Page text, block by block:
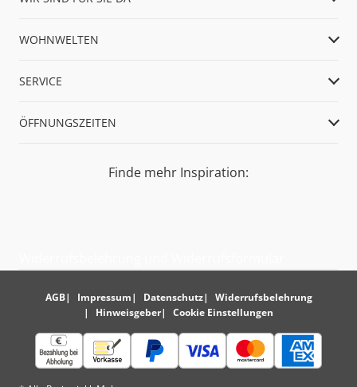
WOHNWELTEN
SERVICE
ÖFFNUNGSZEITEN
Finde mehr Inspiration:
AGB Impressum Datenschutz
Widerrufsbelehrung
Hinweisgeber
Cookie Einstellungen